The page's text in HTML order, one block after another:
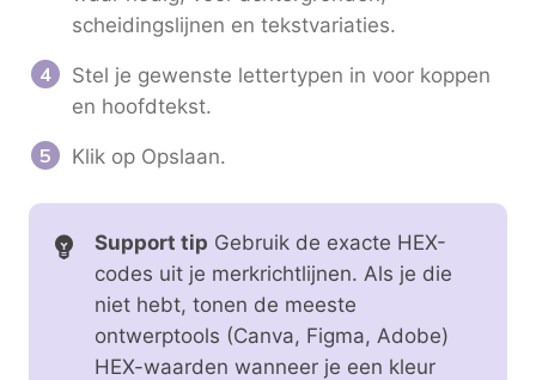
scheidingslijnen en tekstvariaties.
Stel je gewenste lettertypen in voor koppen
en hoofdtekst.
Klik op Opslaan.
Support tip Gebruik de exacte HEX-
codes uit je merkrichtlijnen. Als je die
niet hebt, tonen de meeste
ontwerptools (Canva, Figma, Adobe)
HEX-waarden wanneer je een kleur